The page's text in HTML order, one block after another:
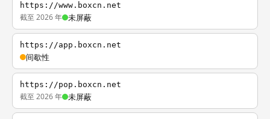
https://www.boxcn.net
截至 2026 年 未屏蔽
https://app.boxcn.net
间歇性
https://pop.boxcn.net
截至 2026 年 未屏蔽